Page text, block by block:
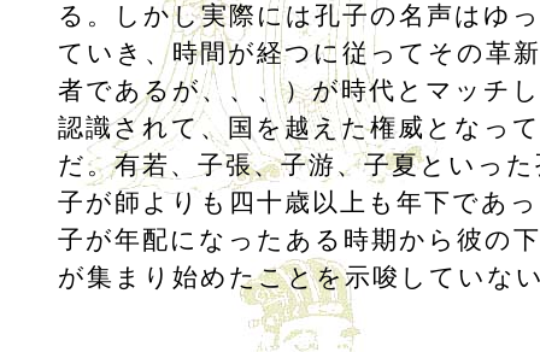
る。しかし実際には孔子の名声はゆ
ていき、時間が経つに従ってその革
者であるが、、、）が時代とマッチ
認識されて、国を越えた権威となっ
だ。有若、子張、子游、子夏といっ
子が師よりも四十歳以上も年下であ
子が年配になったある時期から彼の
が集まり始めたことを示唆していな